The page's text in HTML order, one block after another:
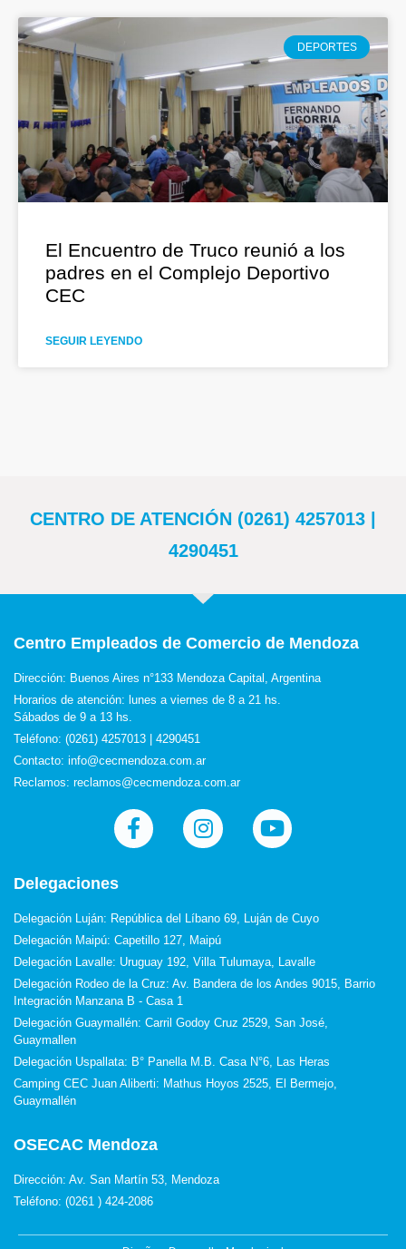
DEPORTES
El Encuentro de Truco reunió a los
padres en el Complejo Deportivo
CEC
SEGUIR LEYENDO
CENTRO DE ATENCIÓN (0261) 4257013 |
4290451
Centro Empleados de Comercio de Mendoza
Dirección: Buenos Aires n°133 Mendoza Capital, Argentina
Horarios de atención: lunes a viernes de 8 a 21 hs.
Sábados de 9 a 13 hs.
Teléfono: (0261) 4257013 | 4290451
Contacto: info@cecmendoza.com.ar
Reclamos: reclamos@cecmendoza.com.ar
Delegaciones
Delegación Luján: República del Líbano 69, Luján de Cuyo
Delegación Maipú: Capetillo 127, Maipú
Delegación Lavalle: Uruguay 192, Villa Tulumaya, Lavalle
Delegación Rodeo de la Cruz: Av. Bandera de los Andes 9015, Barrio
Integración Manzana B - Casa 1
Delegación Guaymallén: Carril Godoy Cruz 2529, San José,
Guaymallen
Delegación Uspallata: B° Panella M.B. Casa N°6, Las Heras
Camping CEC Juan Aliberti: Mathus Hoyos 2525, El Bermejo,
Guaymallén
OSECAC Mendoza
Dirección: Av. San Martín 53, Mendoza
Teléfono: (0261 ) 424-2086